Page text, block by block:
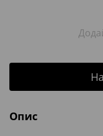
Опис